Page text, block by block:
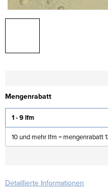
Mengenrabatt
1 - 9 lfm
10 und mehr lfm = mengenrabatt
Detaillierte Informationen